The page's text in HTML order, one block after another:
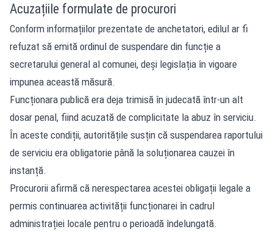
Acuzațiile formulate de procurori
Conform informațiilor prezentate de anchetatori, edilul ar fi
refuzat să emită ordinul de suspendare din funcție a
secretarului general al comunei, deși legislația în vigoare
impunea această măsură.
Funcționara publică era deja trimisă în judecată într-un alt
dosar penal, fiind acuzată de complicitate la abuz în serviciu.
În aceste condiții, autoritățile susțin că suspendarea raportului
de serviciu era obligatorie până la soluționarea cauzei în
instanță.
Procurorii afirmă că nerespectarea acestei obligații legale a
permis continuarea activității funcționarei în cadrul
administrației locale pentru o perioadă îndelungată.